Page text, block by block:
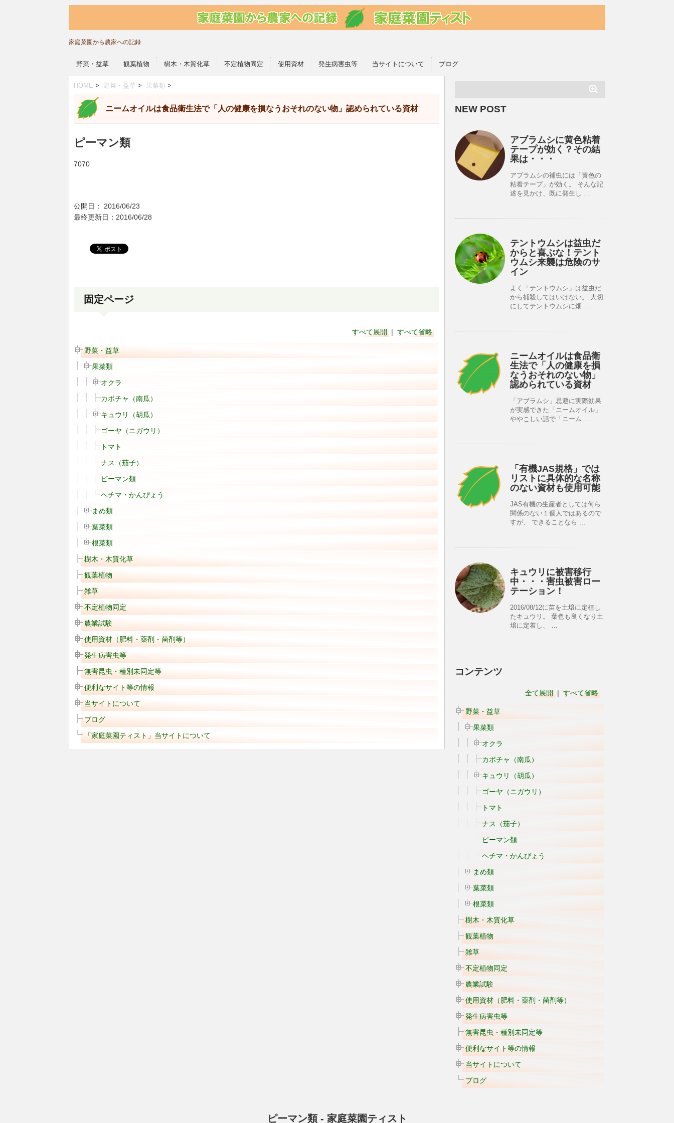
家庭菜園から農家への記録
野菜・益草 観葉植物 樹木・木質化草 不定植物同定 使用資材 発生病害虫等 当サイトについて ブログ
HOME > 野菜・益草 > 果菜類 >
ニームオイルは食品衛生法で「人の健康を損なうおそれのない物」認められている資材
ピーマン類
7070
公開日： 2016/06/23
最終更新日：2016/06/28
固定ページ
すべて展開 | すべて省略
野菜・益草
果菜類
オクラ
カボチャ（南瓜）
キュウリ（胡瓜）
ゴーヤ（ニガウリ）
トマト
ナス（茄子）
ピーマン類
ヘチマ・かんぴょう
まめ類
葉菜類
根菜類
樹木・木質化草
観葉植物
雑草
不定植物同定
農業試験
使用資材（肥料・薬剤・菌剤等）
発生病害虫等
無害昆虫・種別未同定等
便利なサイト等の情報
当サイトについて
ブログ
「家庭菜園ティスト」当サイトについて
NEW POST
アブラムシに黄色粘着
テープが効く？その結
果は・・・
アブラムシの補虫には「黄色の
粘着テープ」が効く。 そんな記
述を見かけ、既に発生し …
テントウムシは益虫だ
からと喜ぶな！テント
ウムシ来襲は危険のサ
イン
よく「テントウムシ」は益虫だ
から捕殺してはいけない。 大切
にしてテントウムシに畑 …
ニームオイルは食品衛
生法で「人の健康を損
なうおそれのない物」
認められている資材
「アブラムシ」忌避に実際効果
が実感できた「ニームオイル」
ややこしい話で「ニーム …
「有機JAS規格」では
リストに具体的な名称
のない資材も使用可能
JAS有機の生産者としては何ら
関係のない１個人ではあるので
すが、 できることなら …
キュウリに被害移行
中・・・害虫被害ロー
テーション！
2016/08/12に苗を土壌に定植し
たキュウリ。 葉色も良くなり土
壌に定着し、 …
コンテンツ
全て展開 | すべて省略
野菜・益草
果菜類
オクラ
カボチャ（南瓜）
キュウリ（胡瓜）
ゴーヤ（ニガウリ）
トマト
ナス（茄子）
ピーマン類
ヘチマ・かんぴょう
まめ類
葉菜類
根菜類
樹木・木質化草
観葉植物
雑草
不定植物同定
農業試験
使用資材（肥料・薬剤・菌剤等）
発生病害虫等
無害昆虫・種別未同定等
便利なサイト等の情報
当サイトについて
ブログ
ピーマン類 - 家庭菜園ティスト